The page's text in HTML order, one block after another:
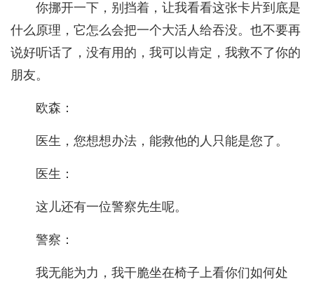
你挪开一下，别挡着，让我看看这张卡片到底是
什么原理，它怎么会把一个大活人给吞没。也不要再
说好听话了，没有用的，我可以肯定，我救不了你的
朋友。
欧森：
医生，您想想办法，能救他的人只能是您了。
医生：
这儿还有一位警察先生呢。
警察：
我无能为力，我干脆坐在椅子上看你们如何处